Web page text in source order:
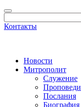
Контакты
Новости
Митрополит
Служение
Проповеди
Послания
Биография